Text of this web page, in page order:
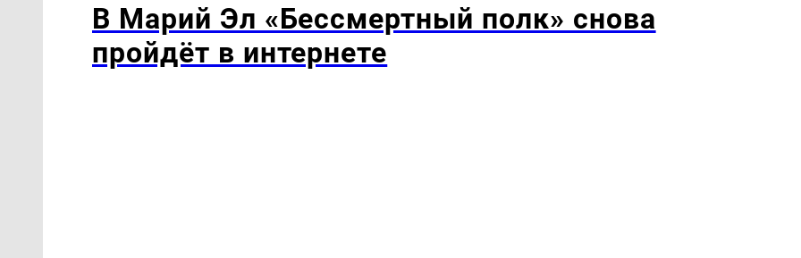
В Марий Эл «Бессмертный полк» снова
пройдёт в интернете